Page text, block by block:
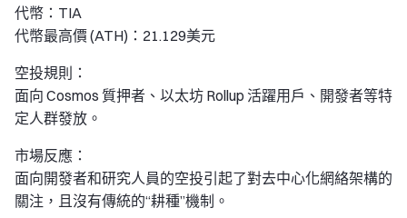
代幣：TIA
代幣最高價 (ATH)：21.129美元
空投規則：
面向 Cosmos 質押者、以太坊 Rollup 活躍用戶、開發者等特
定人群發放。
市場反應：
面向開發者和研究人員的空投引起了對去中心化網絡架構的
關注，且沒有傳統的“耕種”機制。